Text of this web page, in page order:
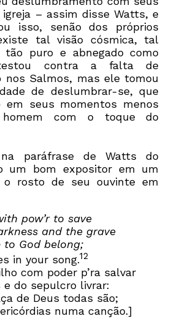
– assim disse Watts, e
isso, senão dos próprios
tal visão cósmica, tal
tão puro e abnegado como
contra a falta de
nos Salmos, mas ele tomou
de deslumbrar-se, que
em seus momentos menos
homem com o toque do
na paráfrase de Watts do
um bom expositor em um
o rosto de seu ouvinte em
pow’r to save
and the grave
to God belong;
in your song.12
com poder p’ra salvar
do sepulcro livrar:
de Deus todas são;
numa canção.]